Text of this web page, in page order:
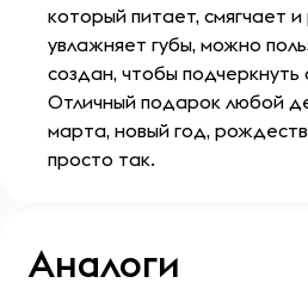
который питает, смягчает
увлажняет губы, можно
создан, чтобы
Отличный подарок любой
марта, новый год,
просто так.
Аналоги